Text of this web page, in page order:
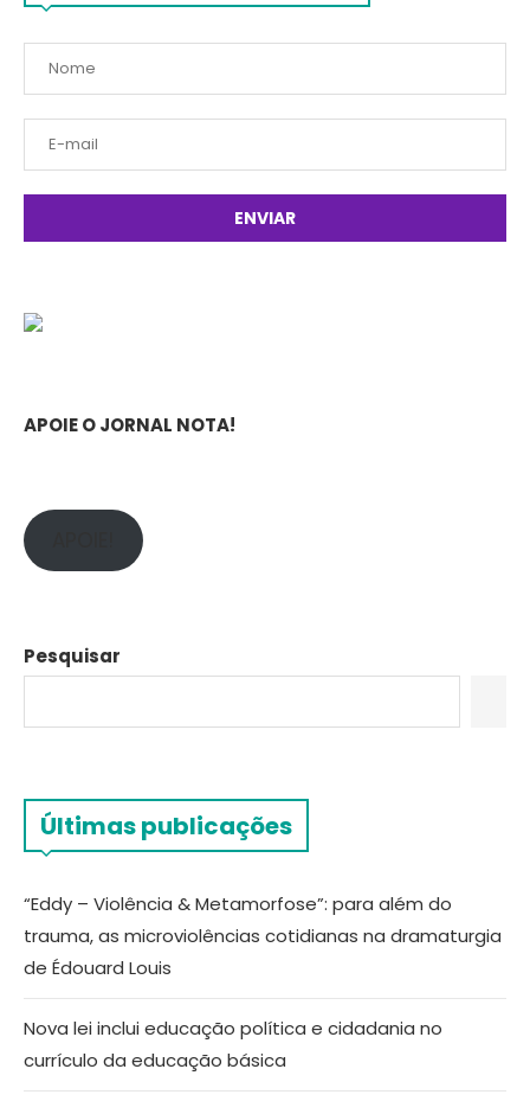
APOIE O JORNAL NOTA!
Pesquisar
Últimas publicações
“Eddy – Violência & Metamorfose”: para além do
trauma, as microviolências cotidianas na dramaturgia
de Édouard Louis
Nova lei inclui educação política e cidadania no
currículo da educação básica